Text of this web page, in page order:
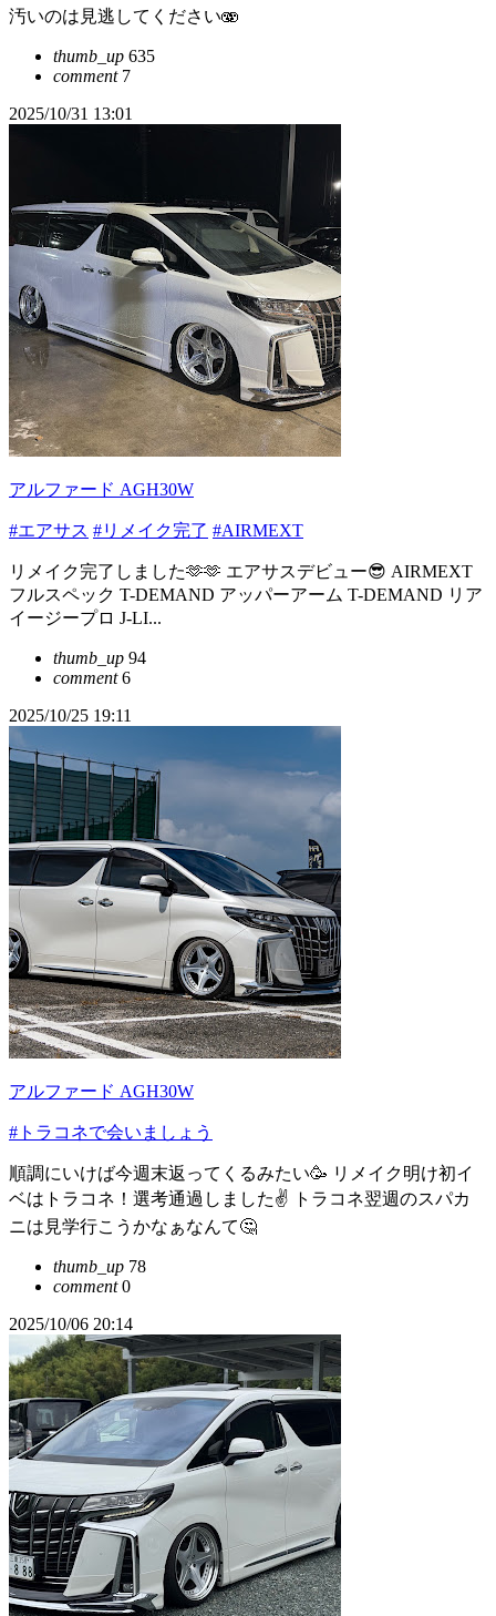
汚いのは見逃してください🫨
thumb_up 635
comment7
2025/10/31 13:01
アルファード AGH30W
#エアサス #リメイク完了 #AIRMEXT
リメイク完了しました🫶🫶 エアサスデビュー😎 AIRMEXT
フルスペック T-DEMAND アッパーアーム T-DEMAND リア
イージープロ J-LI...
thumb_up 94
comment6
2025/10/25 19:11
アルファード AGH30W
#トラコネで会いましょう
順調にいけば今週末返ってくるみたい🥳 リメイク明け初イ
ベはトラコネ！選考通過しました✌️ トラコネ翌週のスパカ
ニは見学行こうかなぁなんて🤔
thumb_up 78
comment0
2025/10/06 20:14